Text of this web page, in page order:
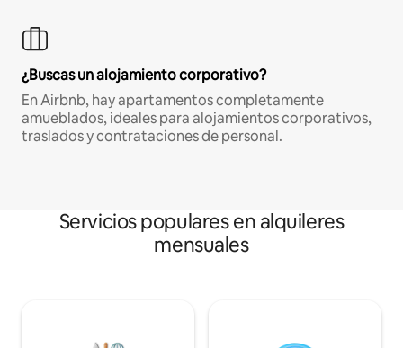
¿Buscas un alojamiento corporativo?
En Airbnb, hay apartamentos completamente
amueblados, ideales para alojamientos corporativos,
traslados y contrataciones de personal.
Servicios populares en alquileres
mensuales